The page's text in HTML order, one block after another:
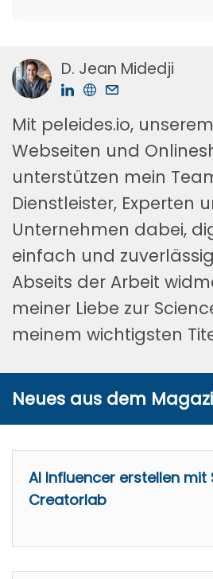
D. Jean Midedji
Mit peleides.io,
Webseiten und
unterstützen mein
Dienstleister, Experten
Unternehmen dabei,
einfach und
Abseits der Arbeit
meiner Liebe zur
meinem wichtigsten
Neues aus dem
AI Influencer erstellen mit
Creatorlab